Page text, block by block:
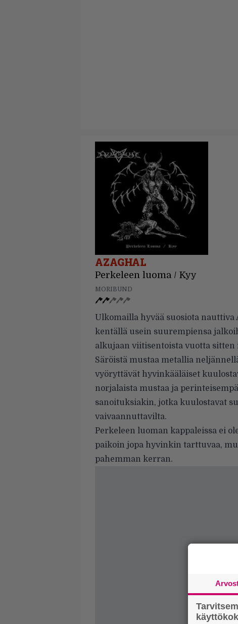
AZAGHAL
Perkeleen luoma / Kyy
MORIBUND
Ulkomailla hyvää suosiota nauttiva
kentällä usein suurempiensa
alkujaan viitisentoista vuotta
Säröistä mustaa metallia
vyöryttävät hyvinkääläiset
norjalaista mustaa ja
sanoituksiakin, jotka kuulostavat
vaivaannuttavilta.
Perkeleen luoman kappaleissa ei
paikoin jopa hyvinkin tarttuvaa,
pahemman kerran.